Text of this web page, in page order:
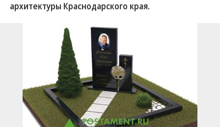
архитектуры Краснодарского края.